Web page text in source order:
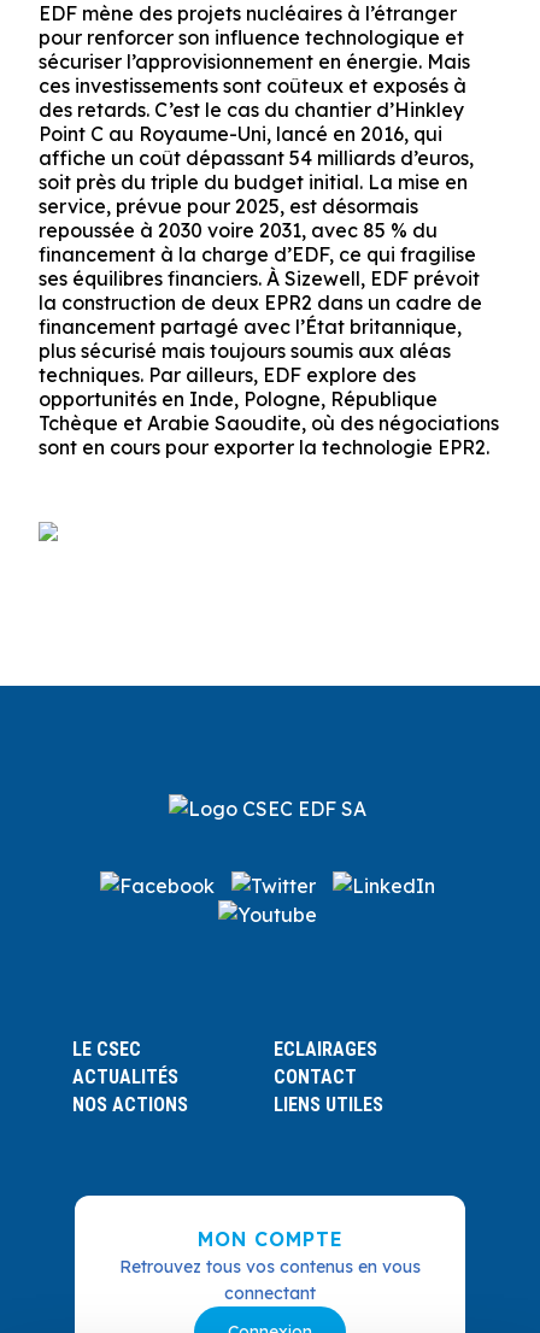
EDF mène des projets nucléaires à l’étranger
pour renforcer son influence technologique et
sécuriser l’approvisionnement en énergie. Mais
ces investissements sont coûteux et exposés à
des retards. C’est le cas du chantier d’Hinkley
Point C au Royaume-Uni, lancé en 2016, qui
affiche un coût dépassant 54 milliards d’euros,
soit près du triple du budget initial. La mise en
service, prévue pour 2025, est désormais
repoussée à 2030 voire 2031, avec 85 % du
financement à la charge d’EDF, ce qui fragilise
ses équilibres financiers. À Sizewell, EDF prévoit
la construction de deux EPR2 dans un cadre de
financement partagé avec l’État britannique,
plus sécurisé mais toujours soumis aux aléas
techniques. Par ailleurs, EDF explore des
opportunités en Inde, Pologne, République
Tchèque et Arabie Saoudite, où des négociations
sont en cours pour exporter la technologie EPR2.
LE CSEC
ACTUALITÉS
NOS ACTIONS
ECLAIRAGES
CONTACT
LIENS UTILES
MON COMPTE
Retrouvez tous vos contenus en vous
connectant